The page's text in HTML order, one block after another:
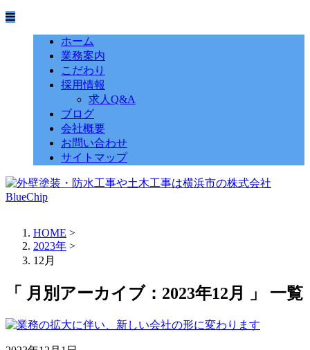
ホーム
業務案内
こだわり
採用情報
求人Q&A
ブログ
会社概要
お問い合わせ
サイトマップ
HOME >
2023年 >
12月
「 月別アーカイブ：2023年12月 」 一覧